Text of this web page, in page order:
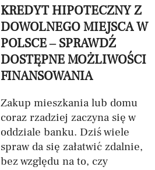
KREDYT HIPOTECZNY Z
DOWOLNEGO MIEJSCA W
POLSCE – SPRAWDŹ
DOSTĘPNE MOŻLIWOŚCI
FINANSOWANIA
Zakup mieszkania lub domu
coraz rzadziej zaczyna się w
oddziale banku. Dziś wiele
spraw da się załatwić zdalnie,
bez względu na to, czy